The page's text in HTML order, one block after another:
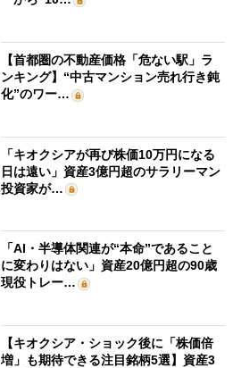
【首都圏の不動産価格「危ない駅」ラ
ンキング】“中古マンション売れ行き鈍
化”のワー…
「キオクシアが再び株価10万円になる
日は遠い」資産3億円超のサラリーマン
投資家が…
「AI・半導体関連が“本命”であること
に変わりはない」資産20億円超の90歳
現役トレー…
【キオクシア・ショック後に「株価倍
増」も期待できる注目銘柄5選】資産3